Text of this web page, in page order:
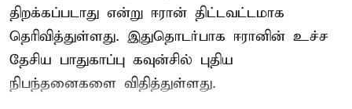
திறக்கப்படாது என்று ஈரான் திட்டவட்டமாக
தெரிவித்துள்ளது. இதுதொடர்பாக ஈரானின் உச்ச
தேசிய பாதுகாப்பு கவுன்சில் புதிய
நிபந்தனைகளை விதித்துள்ளது.